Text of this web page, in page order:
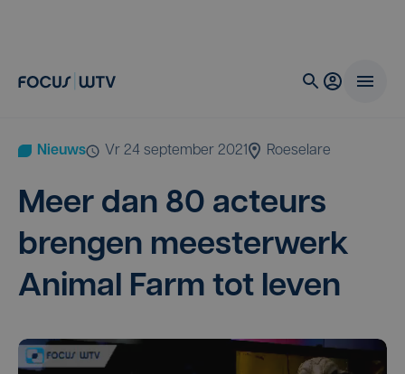
Nieuws vr 24 september 2021 Roeselare
Meer dan 80 acteurs
bren­gen mees­ter­werk
Ani­mal Farm tot leven